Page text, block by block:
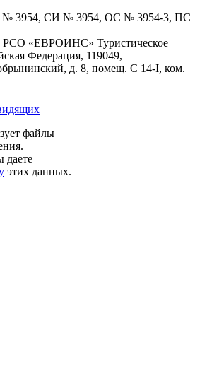
3954, СИ № 3954, ОС № 3954-3, ПС
«ЕВРОИНС» Туристическое
Федерация, 119049,
д. 8, помещ. С 14-I, ком.
файлы
даете
этих данных.